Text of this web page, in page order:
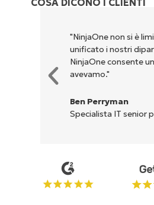
COSA DICONO I CLIENTI
"NinjaOne non si è
unificato i nostri
NinjaOne consente
avevamo."
Ben Perryman
Specialista IT senior